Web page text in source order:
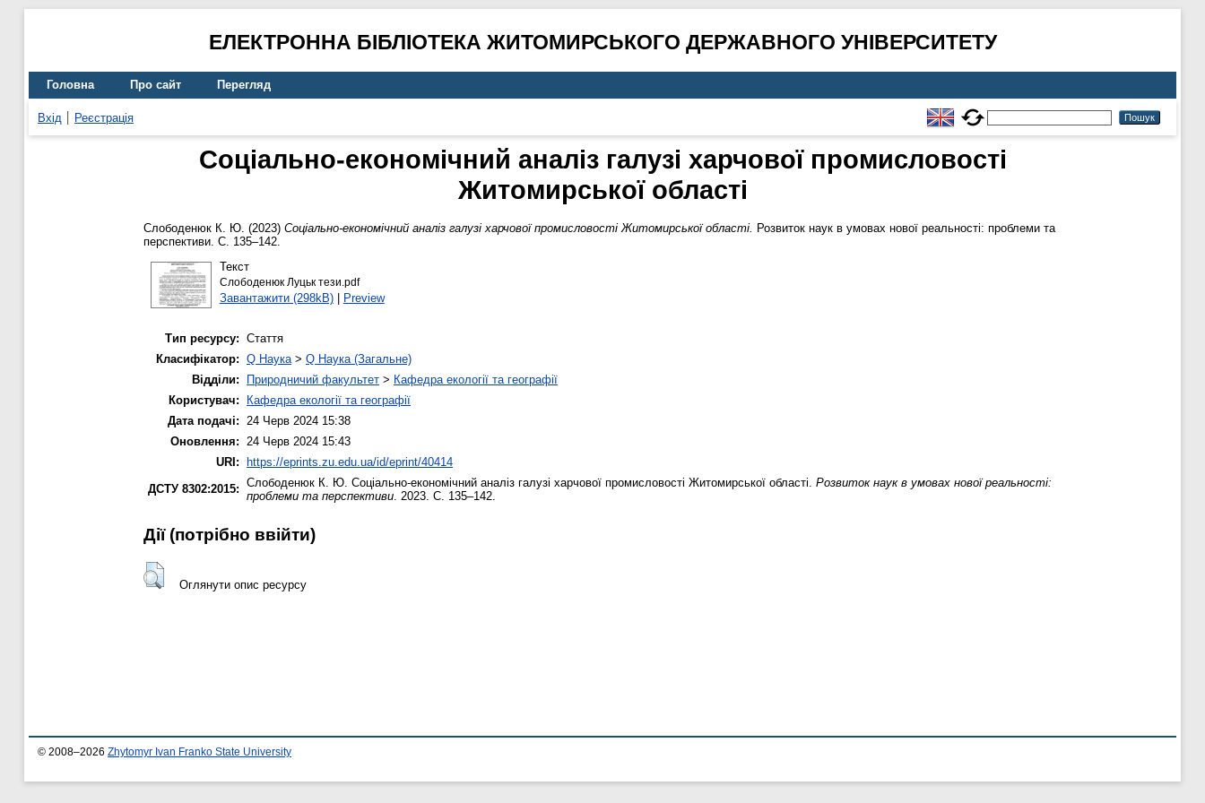
ЕЛЕКТРОННА БІБЛІОТЕКА ЖИТОМИРСЬКОГО ДЕРЖАВНОГО УНІВЕРСИТЕТУ
Головна Про сайт Перегляд
Вхід Реєстрація
Соціально-економічний аналіз галузі харчової промисловості
Житомирської області
Слободенюк К. Ю. (2023) Соціально-економічний аналіз галузі харчової промисловості Житомирської області. Розвиток наук в умовах нової реальності: проблеми та
перспективи. С. 135–142.
Текст
Слободенюк Луцьк тези.pdf
Завантажити (298kB)| Preview
Тип ресурсу: Стаття
Класифікатор: Q Наука> Q Наука (Загальне)
Відділи:
Природничий факультет > Кафедра екології та географії
Користувач:
Кафедра екології та географії
Дата подачі: 24 Черв 2024 15:38
Оновлення: 24 Черв 2024 15:43
URI:
https://eprints.zu.edu.ua/id/eprint/40414
ДСТУ 8302:2015: Слободенюк К. Ю. Соціально-економічний аналіз галузі харчової промисловості Житомирської області. Розвиток наук в умовах нової реальності:
проблеми та перспективи. 2023. С. 135–142.
Дії ​​(потрібно ввійти)
Оглянути опис ресурсу
© 2008–2026 Zhytomyr Ivan Franko State University